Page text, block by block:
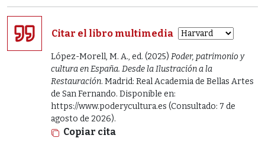
Citar el libro multimedia
López-Morell, M. A., ed. (2025) Poder, patrimonio y
cultura en España. Desde la Ilustración a la
Restauración. Madrid: Real Academia de Bellas Artes
de San Fernando. Disponible en:
https://www.poderycultura.es (Consultado: 7 de
agosto de 2026).
Copiar cita